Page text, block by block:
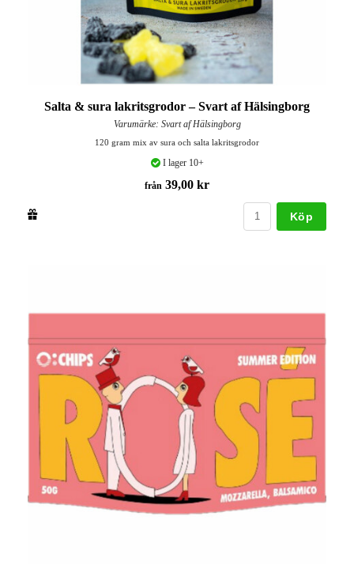
Salta & sura lakritsgrodor – Svart af Hälsingborg
Varumärke: Svart af Hälsingborg
120 gram mix av sura och salta lakritsgrodor
I lager 10+
från 39,00 kr
Köp